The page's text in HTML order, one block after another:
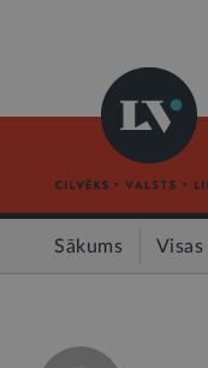
Sākums